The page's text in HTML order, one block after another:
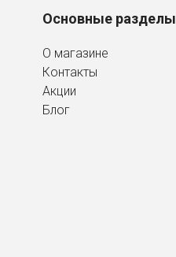
Основные разделы
О магазине
Контакты
Акции
Блог